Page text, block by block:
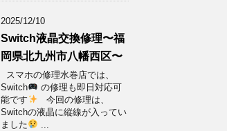
2025/12/10
Switch液晶交換修理〜福
岡県北九州市八幡西区〜
スマホの修理水巻店では、
Switch
の修理も即日対応可
能です
今回の修理は、
Switchの液晶に縦線が入ってい
ました
...